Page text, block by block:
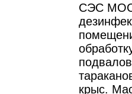
СЭС
крыс.